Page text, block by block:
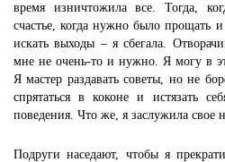
время изничтожила все. Тогда,
счастье, когда нужно было прощать
искать выходы – я сбегала.
мне не очень-то и нужно. Я могу в
Я мастер раздавать советы, но не
спрятаться в коконе и истязать
поведения. Что же, я заслужила свое
Подруги наседают, чтобы я